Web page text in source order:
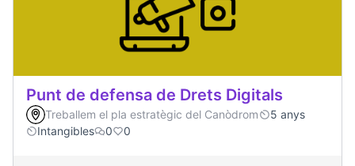
Punt de defensa de Drets Digitals
Treballem el pla estratègic del Canòdrom
5 anys
Intangibles
0 0